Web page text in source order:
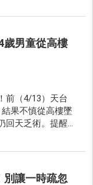
歲男童從高樓
前（4/13）天台
果不慎從高樓墜
回天乏術。提醒
別讓一時疏忽